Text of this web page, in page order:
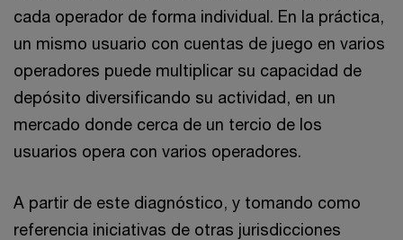
cada operador de forma individual. En la práctica,
un mismo usuario con cuentas de juego en varios
operadores puede multiplicar su capacidad de
depósito diversificando su actividad, en un
mercado donde cerca de un tercio de los
usuarios opera con varios operadores.
A partir de este diagnóstico, y tomando como
referencia iniciativas de otras jurisdicciones